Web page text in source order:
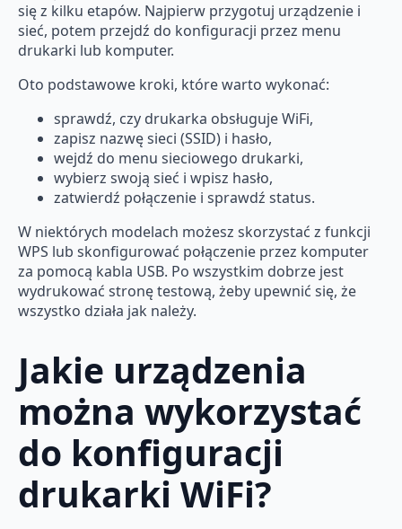
się z kilku etapów. Najpierw przygotuj urządzenie i
sieć, potem przejdź do konfiguracji przez menu
drukarki lub komputer.
Oto podstawowe kroki, które warto wykonać:
sprawdź, czy drukarka obsługuje WiFi,
zapisz nazwę sieci (SSID) i hasło,
wejdź do menu sieciowego drukarki,
wybierz swoją sieć i wpisz hasło,
zatwierdź połączenie i sprawdź status.
W niektórych modelach możesz skorzystać z funkcji
WPS lub skonfigurować połączenie przez komputer
za pomocą kabla USB. Po wszystkim dobrze jest
wydrukować stronę testową, żeby upewnić się, że
wszystko działa jak należy.
Jakie urządzenia
można wykorzystać
do konfiguracji
drukarki WiFi?